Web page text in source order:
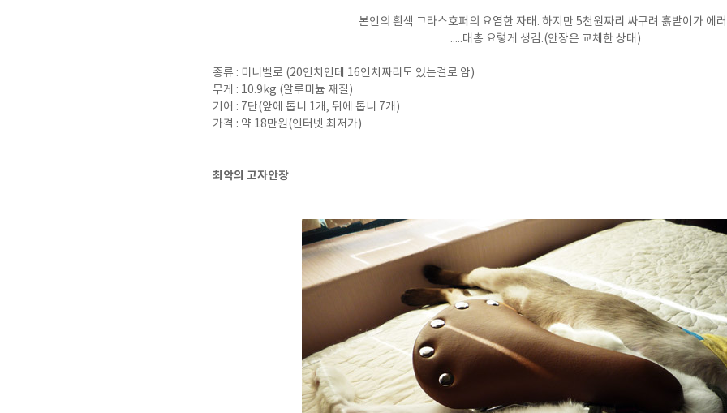
본인의 흰색 그라스호퍼의 요염한 자태. 하지만 5천원짜리 싸구려 흙받이가 에
.....대총 요렇게 생김.(안장은 교체한 상태)
종류 : 미니벨로 (20인치인데 16인치짜리도 있는걸로 암)
무게 : 10.9kg (알루미늄 재질)
기어 : 7단(앞에 톱니 1개, 뒤에 톱니 7개)
가격 : 약 18만원(인터넷 최저가)
최악의 고자안장